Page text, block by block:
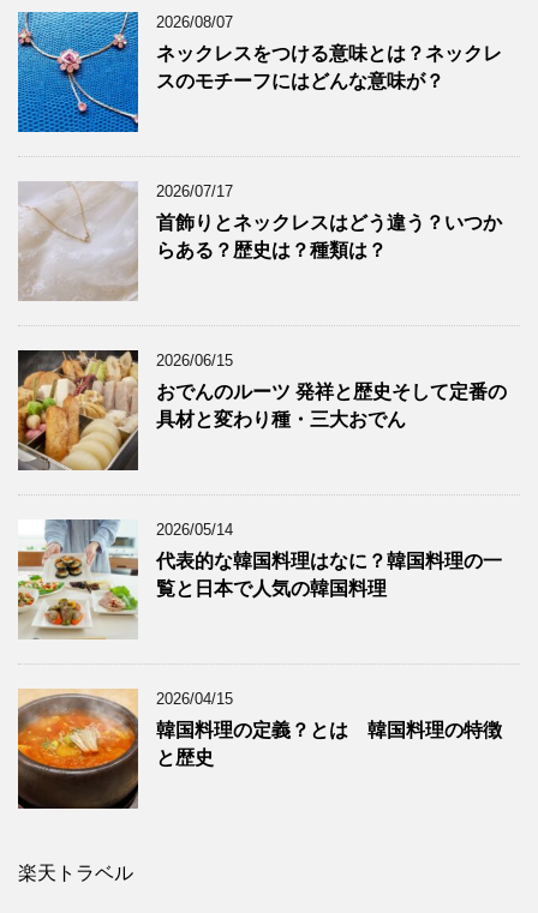
2026/08/07
ネックレスをつける意味とは？ネックレ
スのモチーフにはどんな意味が？
2026/07/17
首飾りとネックレスはどう違う？いつか
らある？歴史は？種類は？
2026/06/15
おでんのルーツ 発祥と歴史そして定番の
具材と変わり種・三大おでん
2026/05/14
代表的な韓国料理はなに？韓国料理の一
覧と日本で人気の韓国料理
2026/04/15
韓国料理の定義？とは 韓国料理の特徴
と歴史
楽天トラベル